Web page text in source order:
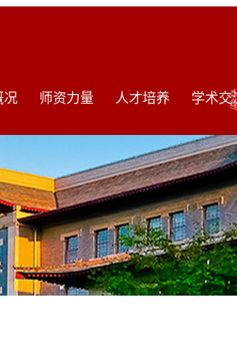
况 师资力量 人才培养 学术交